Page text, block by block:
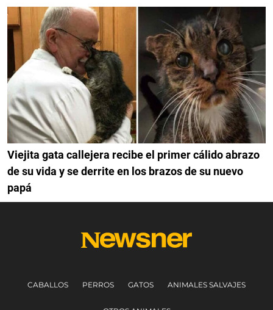
Viejita gata callejera recibe el primer cálido abrazo
de su vida y se derrite en los brazos de su nuevo
papá
CABALLOS PERROS GATOS ANIMALES SALVAJES